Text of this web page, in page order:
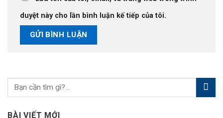
duyệt này cho lần bình luận kế tiếp của tôi.
BÀI VIẾT MỚI